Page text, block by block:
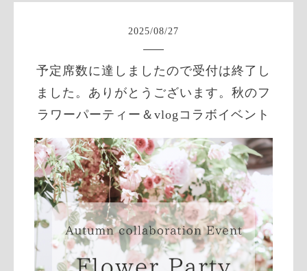
2025/08/27
予定席数に達しましたので受付は終了し
ました。ありがとうございます。秋のフ
ラワーパーティー＆vlogコラボイベント